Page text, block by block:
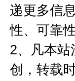
递更多信
性、可靠
2、凡本
创，转载